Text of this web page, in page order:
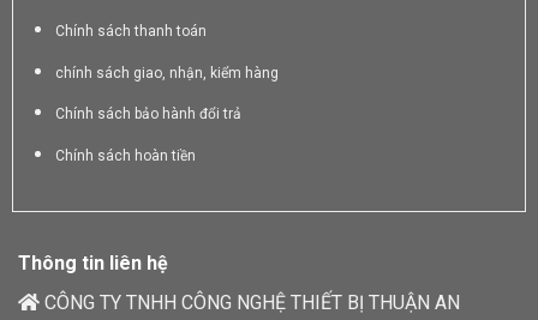
Chính sách thanh toán
chính sách giao, nhận, kiểm hàng
Chính sách bảo hành đổi trả
Chính sách hoàn tiền
Thông tin liên hệ
CÔNG TY TNHH CÔNG NGHỆ THIẾT BỊ THUẬN AN